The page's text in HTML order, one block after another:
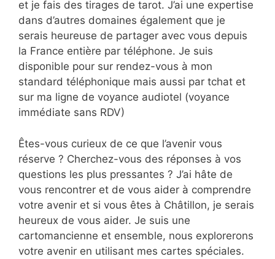
et je fais des tirages de tarot. J’ai une expertise
dans d’autres domaines également que je
serais heureuse de partager avec vous depuis
la France entière par téléphone. Je suis
disponible pour sur rendez-vous à mon
standard téléphonique mais aussi par tchat et
sur ma ligne de voyance audiotel (voyance
immédiate sans RDV)
Êtes-vous curieux de ce que l’avenir vous
réserve ? Cherchez-vous des réponses à vos
questions les plus pressantes ? J’ai hâte de
vous rencontrer et de vous aider à comprendre
votre avenir et si vous êtes à Châtillon, je serais
heureux de vous aider. Je suis une
cartomancienne et ensemble, nous explorerons
votre avenir en utilisant mes cartes spéciales.